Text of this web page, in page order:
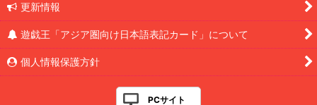
更新情報
遊戯王「アジア圏向け日本語表記カード」について
個人情報保護方針
PCサイト